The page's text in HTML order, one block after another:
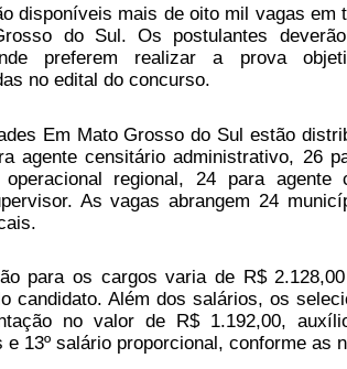
disponíveis mais de oito mil vagas em
do Sul. Os postulantes
preferem realizar a prova
no edital do concurso.
Em Mato Grosso do Sul estão
agente censitário administrativo, 26
operacional regional, 24 para
As vagas abrangem 24
para os cargos varia de R$
candidato. Além dos salários, os
no valor de R$ 1.192,00,
e 13º salário proporcional, conforme as